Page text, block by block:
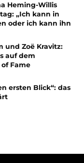
Heming-Willis
„Ich kann in
oder ich kann ihn
und Zoë Kravitz:
auf dem
Fame
ersten Blick“: das